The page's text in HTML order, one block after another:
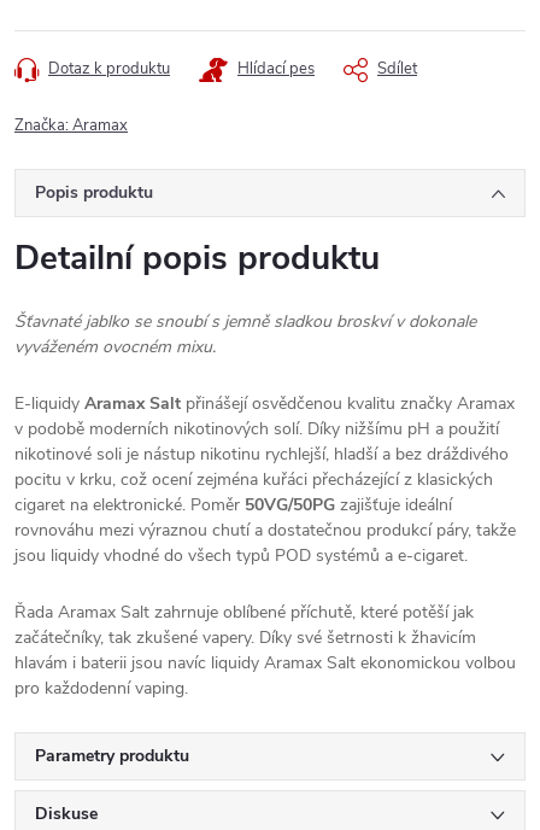
Dotaz k produktu Hlídací pes Sdílet
Značka:Aramax
Popis produktu
Detailní popis produktu
Šťavnaté jablko se snoubí s jemně sladkou broskví v dokonale
vyváženém ovocném mixu.
E-liquidy Aramax Salt přinášejí osvědčenou kvalitu značky Aramax
v podobě moderních nikotinových solí. Díky nižšímu pH a použití
nikotinové soli je nástup nikotinu rychlejší, hladší a bez dráždivého
pocitu v krku, což ocení zejména kuřáci přecházející z klasických
cigaret na elektronické. Poměr 50VG/50PG zajišťuje ideální
rovnováhu mezi výraznou chutí a dostatečnou produkcí páry, takže
jsou liquidy vhodné do všech typů POD systémů a e-cigaret.
Řada Aramax Salt zahrnuje oblíbené příchutě, které potěší jak
začátečníky, tak zkušené vapery. Díky své šetrnosti k žhavicím
hlavám i baterii jsou navíc liquidy Aramax Salt ekonomickou volbou
pro každodenní vaping.
Parametry produktu
Diskuse